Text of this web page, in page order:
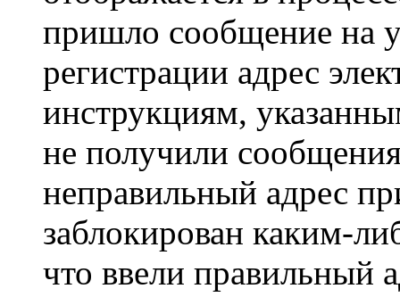
пришло сообщение на
регистрации адрес
инструкциям,
не получили
неправильный адрес
заблокирован каким-
что ввели правильный